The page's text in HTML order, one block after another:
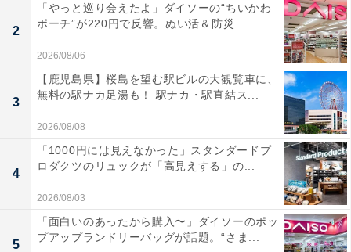
2
「やっと巡り会えたよ」ダイソーの“ちいかわ
ポーチ”が220円で反響。ぬい活＆防災...
2026/08/06
3
【鹿児島県】桜島を望む駅ビルの大観覧車に、
無料の駅ナカ足湯も！ 駅ナカ・駅直結ス...
2026/08/08
4
「1000円には見えなかった」スタンダードプ
ロダクツのリュックが「高見えする」の...
2026/08/03
5
「面白いのあったから購入〜」ダイソーのポッ
プアップランドリーバッグが話題。“さま...